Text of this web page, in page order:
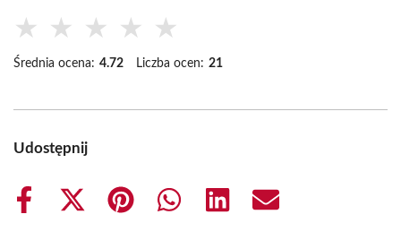
★ ★ ★ ★ ★
Średnia ocena: 4.72 Liczba ocen: 21
Udostępnij
Share
Share
Share
Share
Share
Share